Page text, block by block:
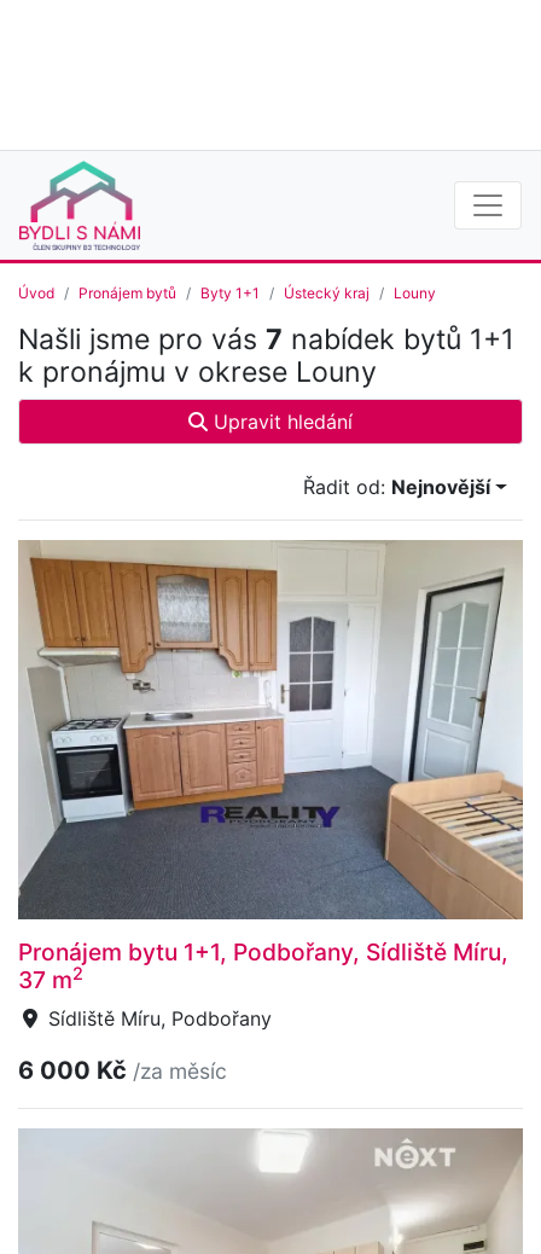
Úvod Pronájem bytů Byty 1+1 Ústecký kraj Louny
Našli jsme pro vás 7 nabídek bytů 1+1
k pronájmu v okrese Louny
Upravit hledání
Řadit od: Nejnovější
Pronájem bytu 1+1, Podbořany, Sídliště Míru,
37 m2
Sídliště Míru, Podbořany
6 000 Kč /za měsíc